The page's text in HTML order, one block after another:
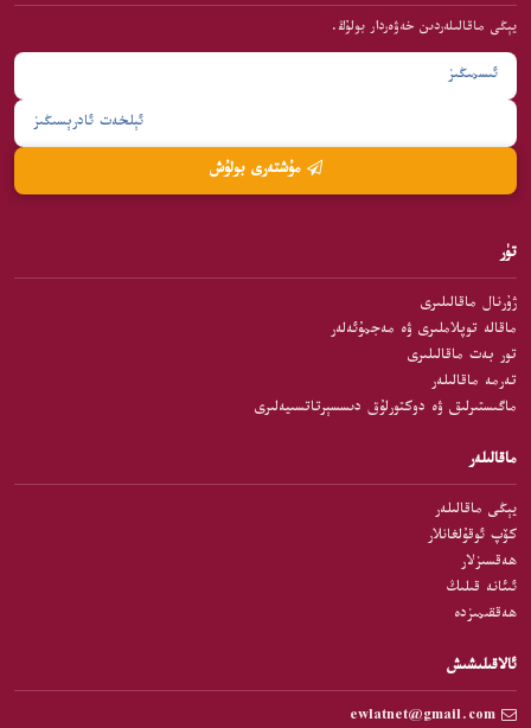
يېڭى ماقالىلەردىن خەۋەردار بولۇڭ.
تۈر
ژۇرنال ماقالىلىرى
ماقالە توپلاملىرى ۋە مەجمۇئەلەر
تور بەت ماقالىلىرى
تەرمە ماقالىلەر
ماگىستىرلىق ۋە دوكتورلۇق دىسسېرتاتسىيەلىرى
ماقالىلەر
يېڭى ماقالىلەر
كۆپ ئوقۇلغانلار
ھەقسىزلار
ئىئانە قىلىڭ
ھەققىمىزدە
ئالاقىلىشىش